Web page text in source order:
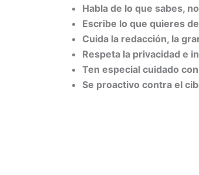
Habla de lo que sabes,
Escribe lo que quieres
Cuida la redacción, la
Respeta la privacidad e
Ten especial cuidado
Se proactivo contra el